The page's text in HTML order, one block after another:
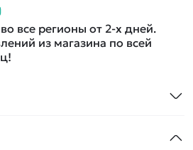
все регионы от 2-х дней.
из магазина по всей